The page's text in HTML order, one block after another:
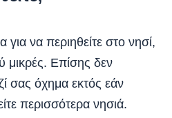
για να περιηθείτε στο νησί,
μικρές. Επίσης δεν
σας όχημα εκτός εάν
περισσότερα νησιά.